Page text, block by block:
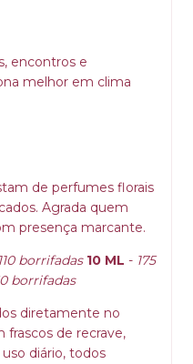
encontros e
melhor em clima
de perfumes florais
Agrada quem
presença marcante.
110 borrifadas 10 ML - 175
borrifadas
diretamente no
frascos de recrave,
diário, todos